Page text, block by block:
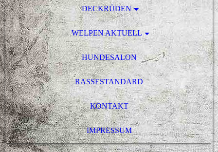
DECKRÜDEN
WELPEN AKTUELL
HUNDESALON
RASSESTANDARD
KONTAKT
IMPRESSUM